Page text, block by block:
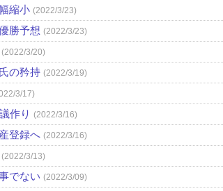
縮小 (2022/3/23)
勝予想 (2022/3/23)
(2022/3/20)
の矜持 (2022/3/19)
3/17)
作り (2022/3/16)
登録へ (2022/3/16)
(2022/3/13)
でない (2022/3/09)